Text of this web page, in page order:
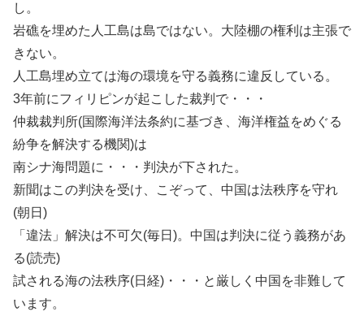
し。
岩礁を埋めた人工島は島ではない。大陸棚の権利は主張で
きない。
人工島埋め立ては海の環境を守る義務に違反している。
3年前にフィリピンが起こした裁判で・・・
仲裁裁判所(国際海洋法条約に基づき、海洋権益をめぐる
紛争を解決する機関)は
南シナ海問題に・・・判決が下された。
新聞はこの判決を受け、こぞって、中国は法秩序を守れ
(朝日)
「違法」解決は不可欠(毎日)。中国は判決に従う義務があ
る(読売)
試される海の法秩序(日経)・・・と厳しく中国を非難して
います。